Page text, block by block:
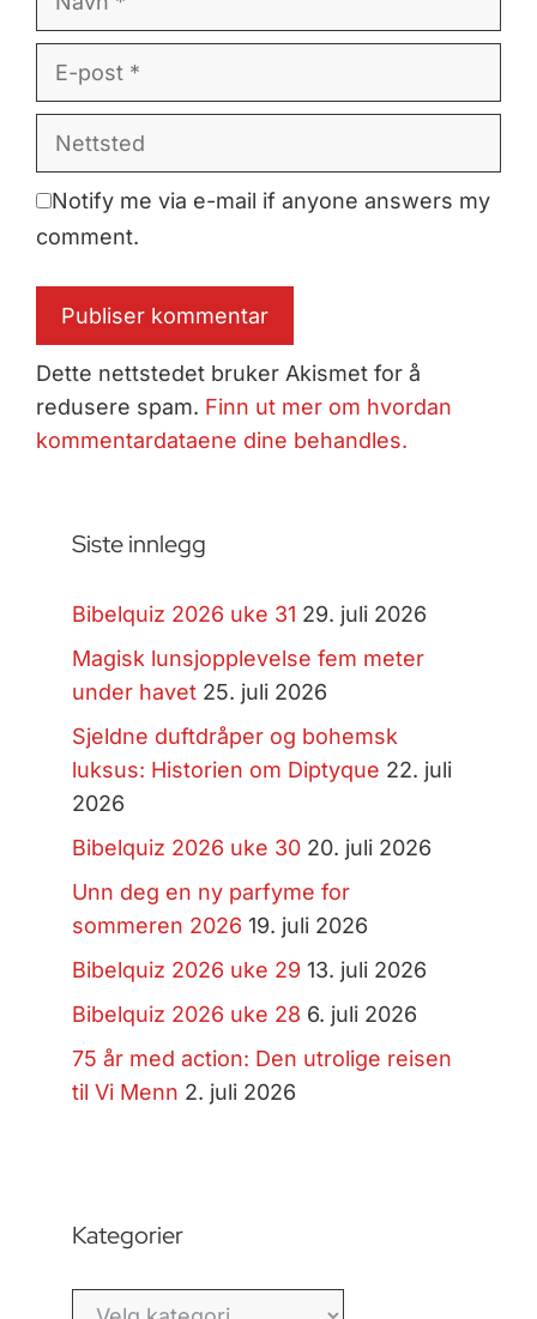
post
Notify me via e-mail if anyone answers my
comment.
Dette nettstedet bruker Akismet for å
redusere spam. Finn ut mer om hvordan
kommentardataene dine behandles.
Siste innlegg
Bibelquiz 2026 uke 31 29. juli 2026
Magisk lunsjopplevelse fem meter
under havet 25. juli 2026
Sjeldne duftdråper og bohemsk
luksus: Historien om Diptyque 22. juli
2026
Bibelquiz 2026 uke 30 20. juli 2026
Unn deg en ny parfyme for
sommeren 2026 19. juli 2026
Bibelquiz 2026 uke 29 13. juli 2026
Bibelquiz 2026 uke 28 6. juli 2026
75 år med action: Den utrolige reisen
til Vi Menn 2. juli 2026
Kategorier
Kategorier